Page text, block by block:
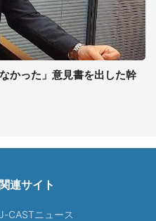
かった」意見書を出した幹
関連サイト
CASTニュース